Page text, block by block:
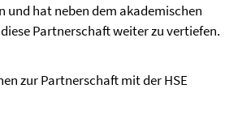
und hat neben dem akademischen
Partnerschaft weiter zu vertiefen.
zur Partnerschaft mit der HSE